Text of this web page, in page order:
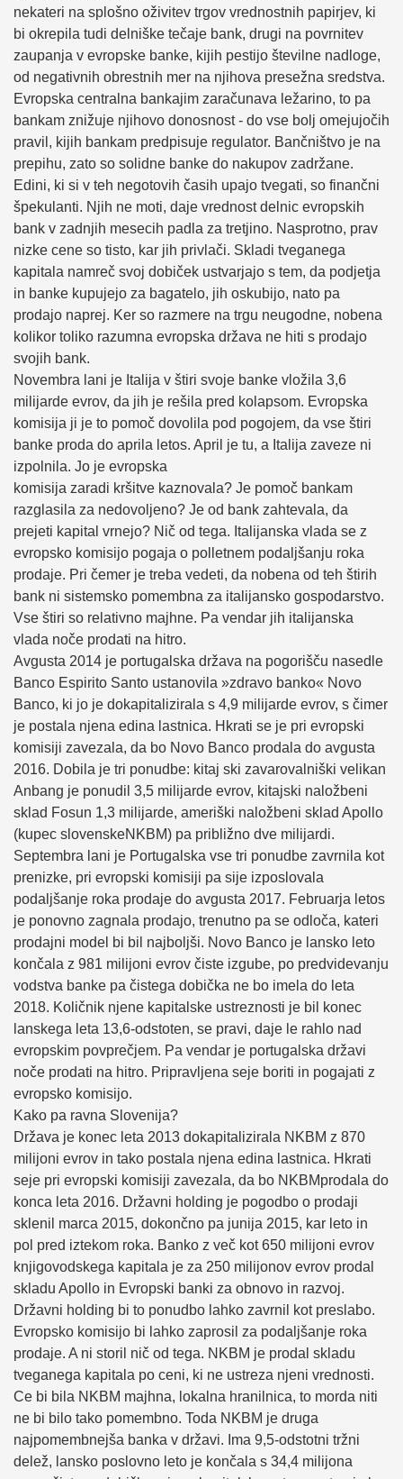
nekateri na splošno oživitev trgov vrednostnih papirjev, ki
bi okrepila tudi delniške tečaje bank, drugi na povrnitev
zaupanja v evropske banke, kijih pestijo številne nadloge,
od negativnih obrestnih mer na njihova presežna sredstva.
Evropska centralna bankajim zaračunava ležarino, to pa
bankam znižuje njihovo donosnost - do vse bolj omejujočih
pravil, kijih bankam predpisuje regulator. Bančništvo je na
prepihu, zato so solidne banke do nakupov zadržane.
Edini, ki si v teh negotovih časih upajo tvegati, so finančni
špekulanti. Njih ne moti, daje vrednost delnic evropskih
bank v zadnjih mesecih padla za tretjino. Nasprotno, prav
nizke cene so tisto, kar jih privlači. Skladi tveganega
kapitala namreč svoj dobiček ustvarjajo s tem, da podjetja
in banke kupujejo za bagatelo, jih oskubijo, nato pa
prodajo naprej. Ker so razmere na trgu neugodne, nobena
kolikor toliko razumna evropska država ne hiti s prodajo
svojih bank.
Novembra lani je Italija v štiri svoje banke vložila 3,6
milijarde evrov, da jih je rešila pred kolapsom. Evropska
komisija ji je to pomoč dovolila pod pogojem, da vse štiri
banke proda do aprila letos. April je tu, a Italija zaveze ni
izpolnila. Jo je evropska
komisija zaradi kršitve kaznovala? Je pomoč bankam
razglasila za nedovoljeno? Je od bank zahtevala, da
prejeti kapital vrnejo? Nič od tega. Italijanska vlada se z
evropsko komisijo pogaja o polletnem podaljšanju roka
prodaje. Pri čemer je treba vedeti, da nobena od teh štirih
bank ni sistemsko pomembna za italijansko gospodarstvo.
Vse štiri so relativno majhne. Pa vendar jih italijanska
vlada noče prodati na hitro.
Avgusta 2014 je portugalska država na pogorišču nasedle
Banco Espirito Santo ustanovila »zdravo banko« Novo
Banco, ki jo je dokapitalizirala s 4,9 milijarde evrov, s čimer
je postala njena edina lastnica. Hkrati se je pri evropski
komisiji zavezala, da bo Novo Banco prodala do avgusta
2016. Dobila je tri ponudbe: kitaj ski zavarovalniški velikan
Anbang je ponudil 3,5 milijarde evrov, kitajski naložbeni
sklad Fosun 1,3 milijarde, ameriški naložbeni sklad Apollo
(kupec slovenskeNKBM) pa približno dve milijardi.
Septembra lani je Portugalska vse tri ponudbe zavrnila kot
prenizke, pri evropski komisiji pa sije izposlovala
podaljšanje roka prodaje do avgusta 2017. Februarja letos
je ponovno zagnala prodajo, trenutno pa se odloča, kateri
prodajni model bi bil najboljši. Novo Banco je lansko leto
končala z 981 milijoni evrov čiste izgube, po predvidevanju
vodstva banke pa čistega dobička ne bo imela do leta
2018. Količnik njene kapitalske ustreznosti je bil konec
lanskega leta 13,6-odstoten, se pravi, daje le rahlo nad
evropskim povprečjem. Pa vendar je portugalska državi
noče prodati na hitro. Pripravljena seje boriti in pogajati z
evropsko komisijo.
Kako pa ravna Slovenija?
Država je konec leta 2013 dokapitalizirala NKBM z 870
milijoni evrov in tako postala njena edina lastnica. Hkrati
seje pri evropski komisiji zavezala, da bo NKBMprodala do
konca leta 2016. Državni holding je pogodbo o prodaji
sklenil marca 2015, dokončno pa junija 2015, kar leto in
pol pred iztekom roka. Banko z več kot 650 milijoni evrov
knjigovodskega kapitala je za 250 milijonov evrov prodal
skladu Apollo in Evropski banki za obnovo in razvoj.
Državni holding bi to ponudbo lahko zavrnil kot preslabo.
Evropsko komisijo bi lahko zaprosil za podaljšanje roka
prodaje. A ni storil nič od tega. NKBM je prodal skladu
tveganega kapitala po ceni, ki ne ustreza njeni vrednosti.
Ce bi bila NKBM majhna, lokalna hranilnica, to morda niti
ne bi bilo tako pomembno. Toda NKBM je druga
najpomembnejša banka v državi. Ima 9,5-odstotni tržni
delež, lansko poslovno leto je končala s 34,4 milijona